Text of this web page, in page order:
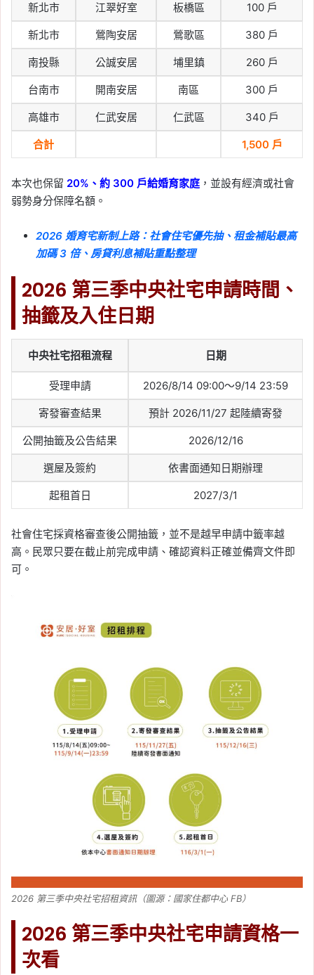
新北市 江翠好室 板橋區 100 戶
新北市 鶯陶安居 鶯歌區 380 戶
南投縣 公誠安居 埔里鎮 260 戶
台南市 開南安居 南區 300 戶
高雄市 仁武安居 仁武區 340 戶
合計 1,500 戶
本次也保留 20%、約 300 戶給婚育家庭 ，並設有經濟或社會
弱勢身分保障名額。
2026 婚育宅新制上路：社會住宅優先抽、租金補貼最高
加碼 3 倍、房貸利息補貼重點整理
2026 第三季中央社宅申請時間、
抽籤及入住日期
中央社宅招租流程 日期
受理申請 2026/8/14 09:00～9/14 23:59
寄發審查結果 預計 2026/11/27 起陸續寄發
公開抽籤及公告結果 2026/12/16
選屋及簽約 依書面通知日期辦理
起租首日 2027/3/1
社會住宅採資格審查後公開抽籤，並不是越早申請中籤率越
高。民眾只要在截止前完成申請、確認資料正確並備齊文件即
可。
2026 第三季中央社宅招租資訊（圖源：國家住都中心 FB）
2026 第三季中央社宅申請資格一
次看